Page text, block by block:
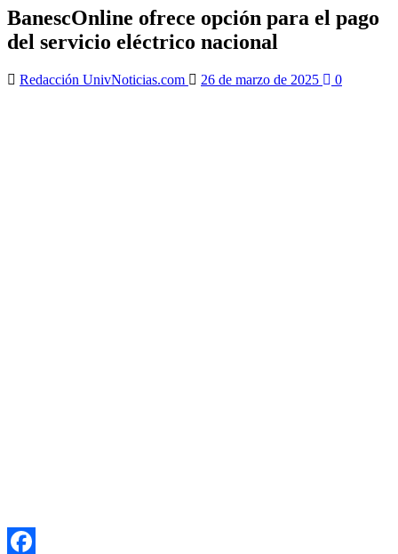
BanescOnline ofrece opción para el pago
del servicio eléctrico nacional
Redacción UnivNoticias.com 26 de marzo de 2025 0